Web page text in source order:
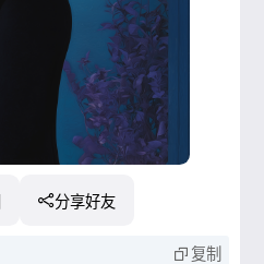
分享好友
复制